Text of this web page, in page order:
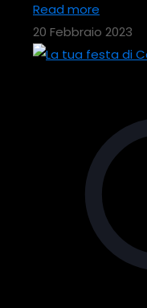
Read more
20 Febbraio 2023